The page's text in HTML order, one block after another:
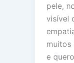
pele,
visível
muitos
e